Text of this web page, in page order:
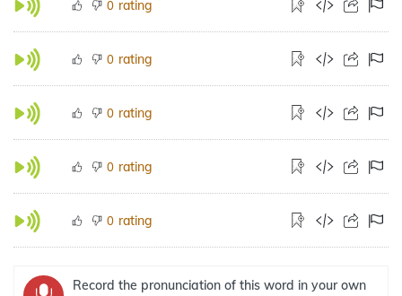
0 rating
0 rating
0 rating
0 rating
0 rating
Record the pronunciation of this word in your own